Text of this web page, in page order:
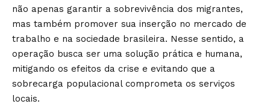
não apenas garantir a sobrevivência dos migrantes,
mas também promover sua inserção no mercado de
trabalho e na sociedade brasileira. Nesse sentido, a
operação busca ser uma solução prática e humana,
mitigando os efeitos da crise e evitando que a
sobrecarga populacional comprometa os serviços
locais.